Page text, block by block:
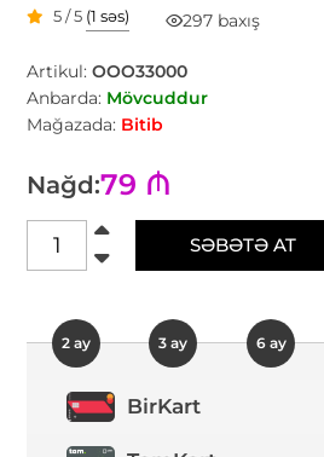
5 / 5 (1 səs) 297 baxış
Artikul:OOO33000
Anbarda: Mövcuddur
Mağazada: Bitib
Nağd:79 ₼
SƏBƏTƏ AT
2 ay 3 ay 6 ay
BirKart